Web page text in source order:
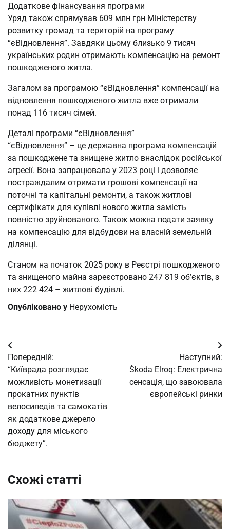
Додаткове фінансування програми
Уряд також спрямував 609 млн грн Міністерству
розвитку громад та територій на програму
“єВідновлення”. Завдяки цьому близько 9 тисяч
українських родин отримають компенсацію на ремонт
пошкодженого житла.
Загалом за програмою “єВідновлення” компенсації на
відновлення пошкодженого житла вже отримали
понад 116 тисяч сімей.
Деталі програми “єВідновлення”
“єВідновлення” – це державна програма компенсацій
за пошкоджене та знищене житло внаслідок російської
агресії. Вона запрацювала у 2023 році і дозволяє
постраждалим отримати грошові компенсації на
поточні та капітальні ремонти, а також житлові
сертифікати для купівлі нового житла замість
повністю зруйнованого. Також можна подати заявку
на компенсацію для відбудови на власній земельній
ділянці.
Станом на початок 2025 року в Реєстрі пошкодженого
та знищеного майна зареєстровано 247 819 об’єктів, з
них 222 424 – житлові будівлі.
Опубліковано у Нерухомість
Навігація
записів
Попередній:
“Київрада розглядає
можливість монетизації
прокатних пунктів
велосипедів та самокатів
як додаткове джерело
доходу для міського
бюджету”.
Наступний:
Škoda Elroq: Електрична
сенсація, що завоювала
європейські ринки
Схожі статті